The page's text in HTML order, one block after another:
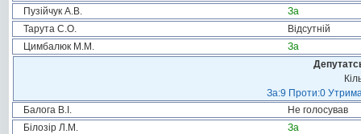
Пузійчук А.В.
За
Тарута С.О.
Відсутній
Цимбалюк М.М.
За
За:9 Проти:0
Балога В.І.
Не голосував
Білозір Л.М.
За